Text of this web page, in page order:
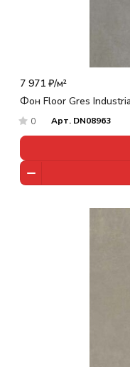
7 971 ₽/м²
Фон Floor Gres
0 Арт. DN08963